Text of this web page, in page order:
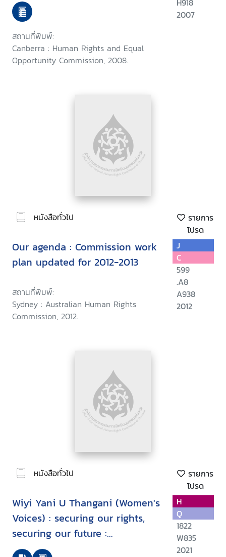
สถานที่พิมพ์:
Canberra : Human Rights and Equal
Opportunity Commission, 2008.
H918
2007
หนังสือทั่วไป
รายการ
โปรด
Our agenda : Commission work
plan updated for 2012-2013
สถานที่พิมพ์:
Sydney : Australian Human Rights
Commission, 2012.
J
C
599
.A8
A938
2012
หนังสือทั่วไป
รายการ
โปรด
Wiyi Yani U Thangani (Women's
Voices) : securing our rights,
securing our future :
implementation framework
H
Q
1822
W835
2021